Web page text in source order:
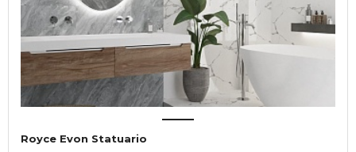
Royce Evon Statuario